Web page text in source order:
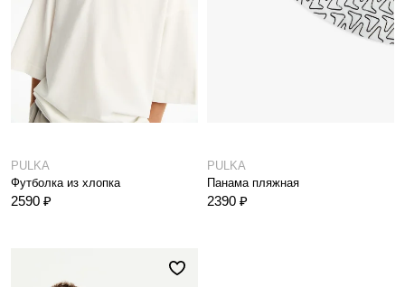
PULKA
Футболка из хлопка
2590 ₽
PULKA
Панама пляжная
2390 ₽